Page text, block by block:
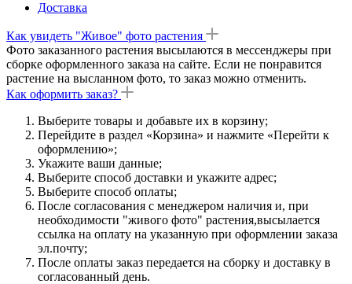
Доставка
Как увидеть "Живое" фото растения
Фото заказанного растения высылаются в мессенджеры при
сборке оформленного заказа на сайте. Если не понравится
растение на высланном фото, то заказ можно отменить.
Как оформить заказ?
Выберите товары и добавьте их в корзину;
Перейдите в раздел «Корзина» и нажмите «Перейти к
оформлению»;
Укажите ваши данные;
Выберите способ доставки и укажите адрес;
Выберите способ оплаты;
После согласования с менеджером наличия и, при
необходимости "живого фото" растения,высылается
ссылка на оплату на указанную при оформлении заказа
эл.почту;
После оплаты заказ передается на сборку и доставку в
согласованный день.